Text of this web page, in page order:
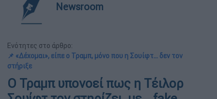
Newsroom
Ενότητες στο άρθρο:
📌 «Δέχομαι», είπε ο Τραμπ, μόνο που η Σουίφτ… δεν τον
στήριξε
Ο Τραμπ υπονοεί πως η Τέιλορ